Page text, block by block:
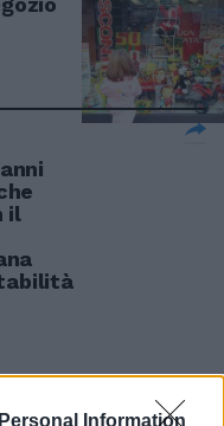
Information
il